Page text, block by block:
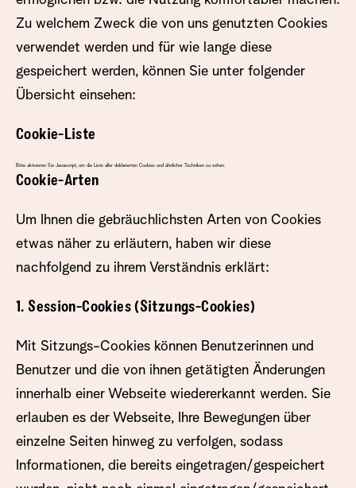
Zu welchem Zweck die von uns genutzten Cookies
verwendet werden und für wie lange diese
gespeichert werden, können Sie unter folgender
Übersicht einsehen:
Cookie-Liste
Bitte aktivieren Sie Javascript, um die Liste aller deklarierten Cookies und ähnlicher Techniken zu sehen.
Cookie-Arten
Um Ihnen die gebräuchlichsten Arten von Cookies
etwas näher zu erläutern, haben wir diese
nachfolgend zu ihrem Verständnis erklärt:
1. Session-Cookies (Sitzungs-Cookies)
Mit Sitzungs-Cookies können Benutzerinnen und
Benutzer und die von ihnen getätigten Änderungen
innerhalb einer Webseite wiedererkannt werden. Sie
erlauben es der Webseite, Ihre Bewegungen über
einzelne Seiten hinweg zu verfolgen, sodass
Informationen, die bereits eingetragen/gespeichert